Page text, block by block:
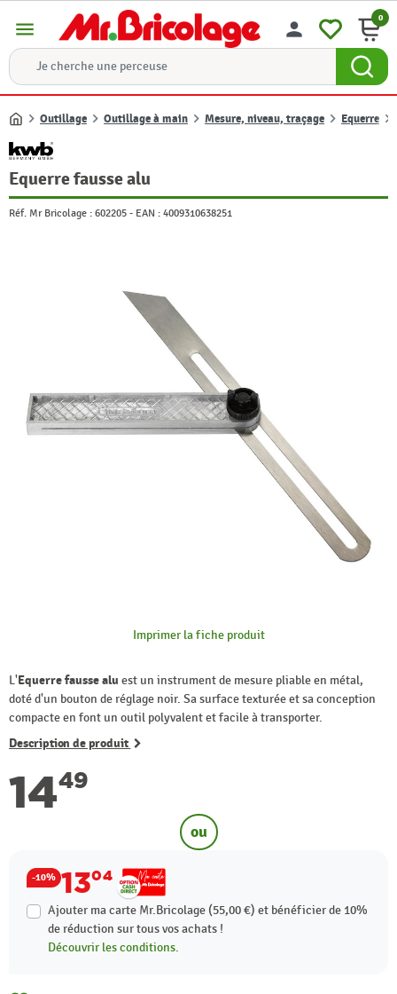
menu person 0
Accueil
Outillage Outillage à main Mesure, niveau, traçage Equerre
Equerre fausse alu
Réf. Mr Bricolage : 602205 - EAN : 4009310638251
Imprimer la fiche produit
L'Equerre fausse alu est un instrument de mesure pliable en métal,
doté d'un bouton de réglage noir. Sa surface texturée et sa conception
compacte en font un outil polyvalent et facile à transporter.
Description de produit
1449
ou
-10% 1304
Ajouter ma carte Mr.Bricolage (55,00 €) et bénéficier de 10%
de réduction sur tous vos achats !
Découvrir les conditions.